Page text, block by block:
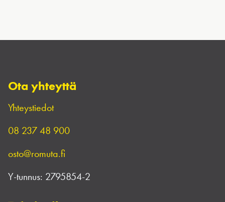
Ota yhteyttä
Yhteystiedot
08 237 48 900
osto@romuta.fi
Y-tunnus: 2795854-2